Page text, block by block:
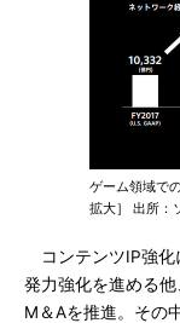
ゲーム領域で
拡大］ 出所：
コンテンツIP強化
発力強化を進める
M＆Aを推進。その